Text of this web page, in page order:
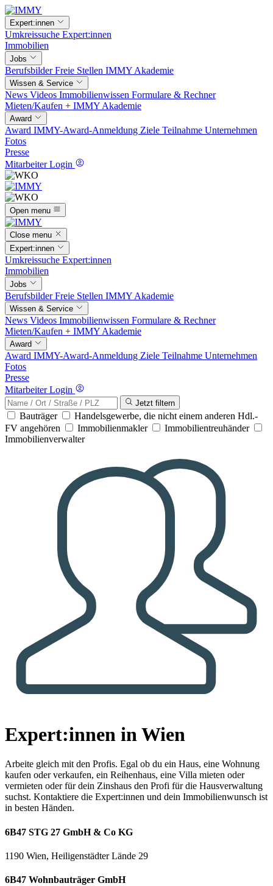
Expert:innen
Umkreissuche Expert:innen
Immobilien
Jobs
BerufsbilderFreie Stellen IMMY Akademie
Wissen & Service
News Videos Immobilienwissen Formulare & Rechner
Mieten/Kaufen + IMMY Akademie
Award
Award IMMY-Award-Anmeldung Ziele Teilnahme Unternehmen
Fotos
Presse
Mitarbeiter Login
Open menu
Close menu
Expert:innen
Umkreissuche Expert:innen
Immobilien
Jobs
BerufsbilderFreie Stellen IMMY Akademie
Wissen & Service
News Videos Immobilienwissen Formulare & Rechner
Mieten/Kaufen + IMMY Akademie
Award
Award IMMY-Award-Anmeldung Ziele Teilnahme Unternehmen
Fotos
Presse
Mitarbeiter Login
Jetzt filtern
Bauträger
Handelsgewerbe, die nicht einem anderen Hdl.-
FV angehören
Immobilienmakler
Immobilientreuhänder
Immobilienverwalter
Expert:innen in Wien
Arbeite gleich mit den Profis. Egal ob du ein Haus, eine Wohnung
kaufen oder verkaufen, ein Reihenhaus, eine Villa mieten oder
vermieten oder für dein Zinshaus den Profi für die Hausverwaltung
suchst. Kontaktiere die Expert:innen und dein Immobilienwunsch ist
in besten Händen.
6B47 STG 27 GmbH & Co KG
1190 Wien, Heiligenstädter Lände 29
6B47 Wohnbauträger GmbH